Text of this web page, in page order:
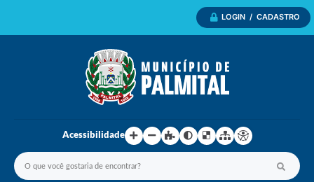
LOGIN / CADASTRO
Acessibilidade